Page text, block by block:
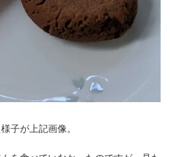
子が上記画像。